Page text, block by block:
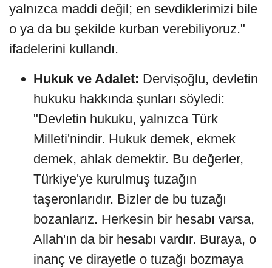
yalnızca maddi değil; en sevdiklerimizi bile
o ya da bu şekilde kurban verebiliyoruz."
ifadelerini kullandı.
Hukuk ve Adalet: Dervişoğlu, devletin
hukuku hakkında şunları söyledi:
"Devletin hukuku, yalnızca Türk
Milleti'nindir. Hukuk demek, ekmek
demek, ahlak demektir. Bu değerler,
Türkiye'ye kurulmuş tuzağın
taşeronlarıdır. Bizler de bu tuzağı
bozanlarız. Herkesin bir hesabı varsa,
Allah'ın da bir hesabı vardır. Buraya, o
inanç ve dirayetle o tuzağı bozmaya